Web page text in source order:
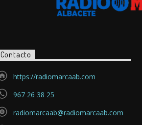
Contacto
https://radiomarcaab.com
967 26 38 25
radiomarcaab@radiomarcaab.com